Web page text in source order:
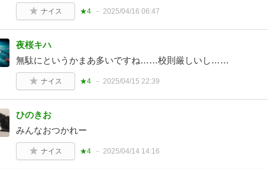
ナイス ★4 2025/04/16 06:47
夜桜キハ
無駄にというかまあ多いですね……校則厳しいし……
ナイス ★4 2025/04/15 22:39
ひのきお
みんなおつかれー
ナイス ★4 2025/04/14 14:16